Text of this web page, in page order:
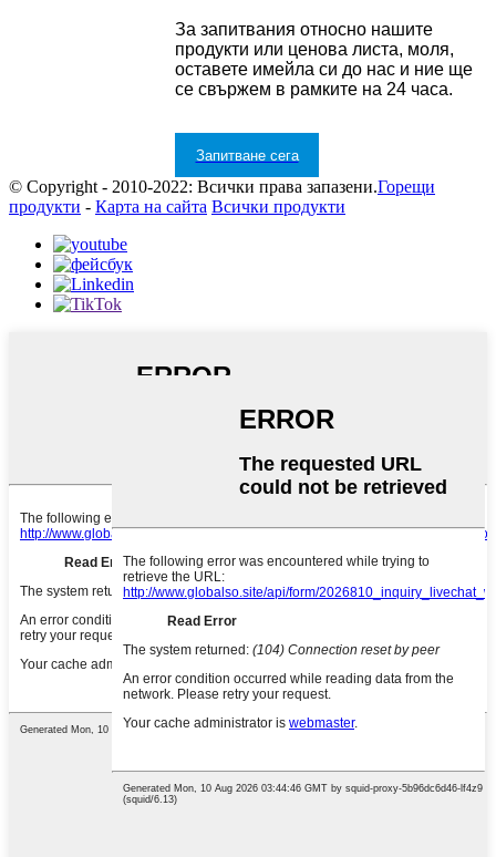
За запитвания относно нашите
продукти или ценова листа, моля,
оставете имейла си до нас и ние ще
се свържем в рамките на 24 часа.
Запитване сега
© Copyright - 2010-2022: Всички права запазени.Горещи
продукти - Карта на сайта Всички продукти